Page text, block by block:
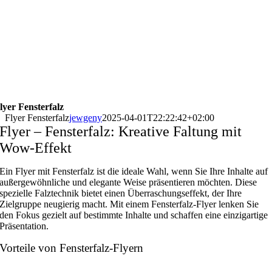
Fensterfalz
Flyer Fensterfalzjewgeny2025-04-01T22:22:42+02:00
Flyer – Fensterfalz: Kreative Faltung mit
Wow-Effekt
Ein Flyer mit Fensterfalz ist die ideale Wahl, wenn Sie Ihre Inhalte auf
außergewöhnliche und elegante Weise präsentieren möchten. Diese
spezielle Falztechnik bietet einen Überraschungseffekt, der Ihre
Zielgruppe neugierig macht. Mit einem Fensterfalz-Flyer lenken Sie
den Fokus gezielt auf bestimmte Inhalte und schaffen eine einzigartige
Präsentation.
Vorteile von Fensterfalz-Flyern